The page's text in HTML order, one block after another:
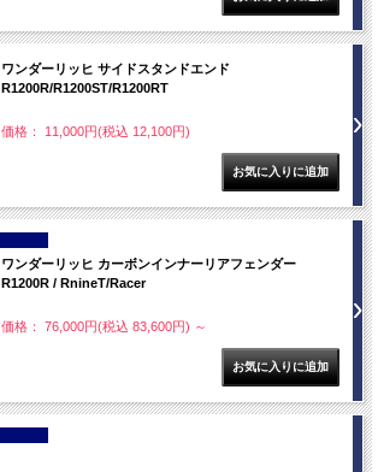
ワンダーリッヒ サイドスタンドエンド
R1200R/R1200ST/R1200RT
価格： 11,000円(税込 12,100円)
ワンダーリッヒ カーボンインナーリアフェンダー
R1200R / RnineT/Racer
価格： 76,000円(税込 83,600円) ～